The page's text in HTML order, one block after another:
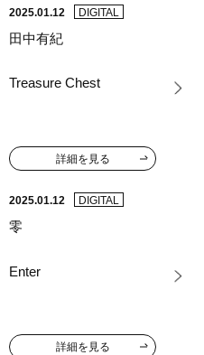
2025.01.12 DIGITAL
田中有紀
Treasure Chest
詳細を見る
2025.01.12 DIGITAL
零
Enter
詳細を見る